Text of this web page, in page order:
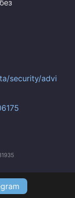
security/advi